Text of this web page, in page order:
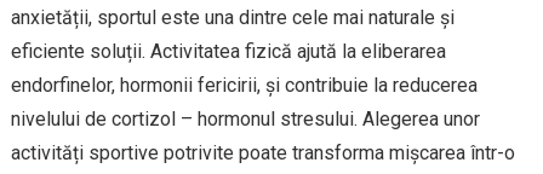
anxietății, sportul este una dintre cele mai naturale și
eficiente soluții. Activitatea fizică ajută la eliberarea
endorfinelor, hormonii fericirii, și contribuie la reducerea
nivelului de cortizol – hormonul stresului. Alegerea unor
activități sportive potrivite poate transforma mișcarea într-o